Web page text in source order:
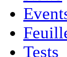
Tests